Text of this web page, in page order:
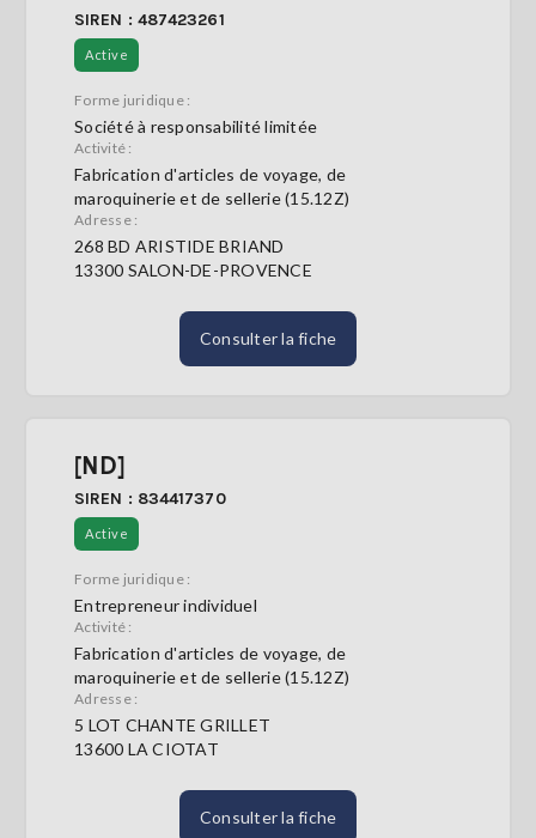
SIREN : 487423261
Active
Forme juridique :
Société à responsabilité limitée
Activité :
Fabrication d'articles de voyage, de
maroquinerie et de sellerie (15.12Z)
Adresse :
268 BD ARISTIDE BRIAND
13300 SALON-DE-PROVENCE
Consulter la fiche
[ND]
SIREN : 834417370
Active
Forme juridique :
Entrepreneur individuel
Activité :
Fabrication d'articles de voyage, de
maroquinerie et de sellerie (15.12Z)
Adresse :
5 LOT CHANTE GRILLET
13600 LA CIOTAT
Consulter la fiche